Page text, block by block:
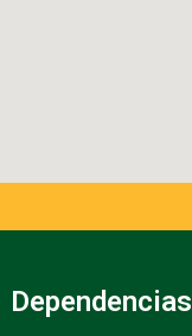
Dependencias